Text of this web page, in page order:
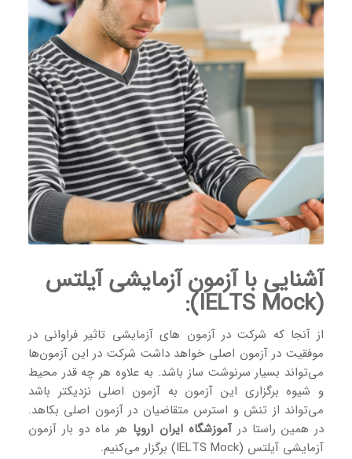
آشنایی با آزمون آزمایشی آیلتس
(IELTS Mock):
از آنجا که شرکت در آزمون های آزمایشی تاثیر فراوانی در
موفقیت در آزمون اصلی خواهد داشت شرکت در این آزمون‌ها
می‌تواند بسیار سرنوشت ساز باشد. به علاوه هر چه قدر محیط
و شیوه برگزاری این آزمون به آزمون اصلی نزدیکتر باشد
می‌تواند از تنش و استرس متقاضیان در آزمون اصلی بکاهد.
در همین راستا درآموزشگاه ایران اروپا هر ماه دو بار آزمون
آزمایشی آیلتس (IELTS Mock) برگزار می‌کنیم.